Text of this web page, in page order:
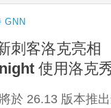
GNN
刺客洛克亮
使用洛克
於 26.13 版本推